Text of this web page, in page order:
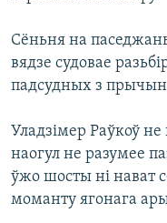
Сёньня на
вядзе судовае
падсудных з
Уладзімер Раўкоў
наогул не разумее
ўжо шосты ні нават
моманту ягонага